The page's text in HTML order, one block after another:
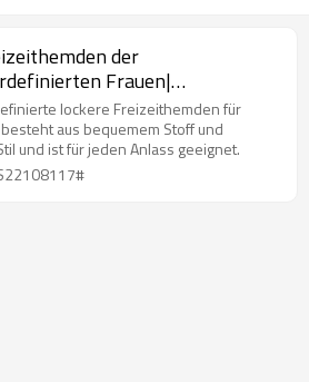
der
Frauen|
Langarm-Shirts|
Patchwork Karierte Hemden
lockere Freizeithemden für
besteht aus bequemem Stoff und
und ist für jeden Anlass geeignet.